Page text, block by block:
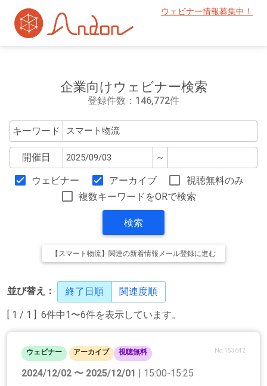
ウェビナー情報募集中！
企業向けウェビナー検索
登録件数：146,772件
キーワード
開催日 ～
ウェビナー アーカイブ
視聴無料のみ
複数キーワードをORで検索
検索
【スマート物流】関連の新着情報メール登録に進む
並び替え： 終了日順 関連度順
[ 1 / 1 ] 6件中1〜6件を表示しています。
ウェビナー アーカイブ 視聴無料 No.153642
2024/12/02 〜 2025/12/01 | 15:00-15:25